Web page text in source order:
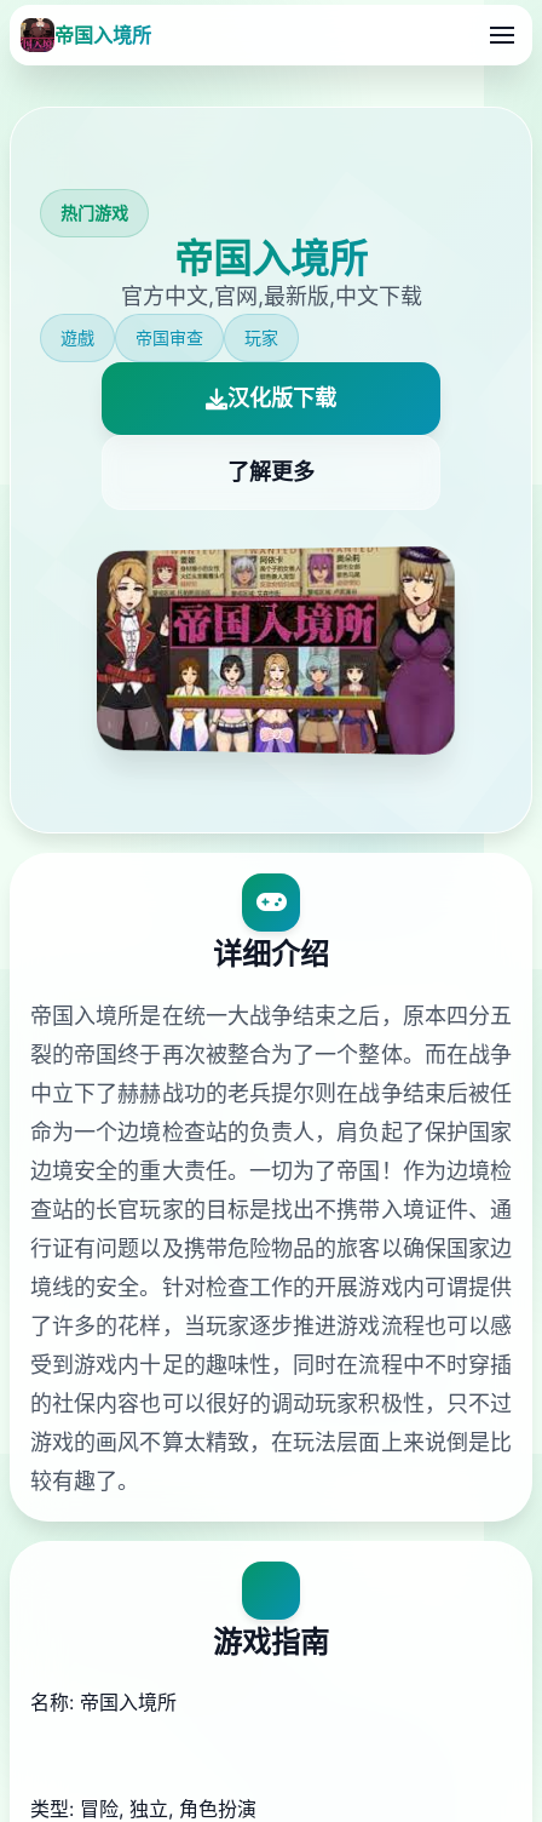
帝国入境所
热门游戏
帝国入境所
官方中文,官网,最新版,中文下载
遊戲 帝国审查 玩家
汉化版下载
了解更多
详细介绍
帝国入境所是在统一大战争结束之后，原本四分五
裂的帝国终于再次被整合为了一个整体。而在战争
中立下了赫赫战功的老兵提尔则在战争结束后被任
命为一个边境检查站的负责人，肩负起了保护国家
边境安全的重大责任。一切为了帝国！作为边境检
查站的长官玩家的目标是找出不携带入境证件、通
行证有问题以及携带危险物品的旅客以确保国家边
境线的安全。针对检查工作的开展游戏内可谓提供
了许多的花样，当玩家逐步推进游戏流程也可以感
受到游戏内十足的趣味性，同时在流程中不时穿插
的社保内容也可以很好的调动玩家积极性，只不过
游戏的画风不算太精致，在玩法层面上来说倒是比
较有趣了。
游戏指南
名称: 帝国入境所
类型: 冒险, 独立, 角色扮演